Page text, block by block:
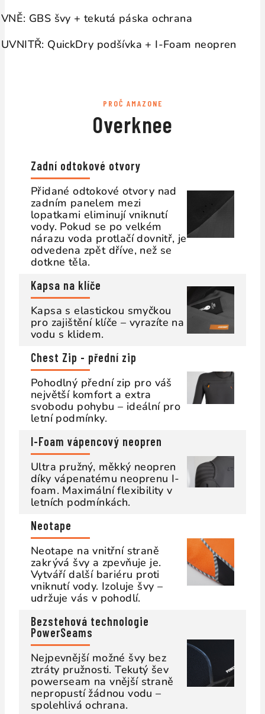
VNĚ: GBS švy + tekutá páska ochrana
UVNITŘ: QuickDry podšívka + I-Foam neopren
PROČ AMAZONE
Overknee
Zadní odtokové otvory
Přidané odtokové otvory nad
zadním panelem mezi
lopatkami eliminují vniknutí
vody. Pokud se po velkém
nárazu voda protlačí dovnitř, je
odvedena zpět dříve, než se
dotkne těla.
Kapsa na klíče
Kapsa s elastickou smyčkou
pro zajištění klíče – vyrazíte na
vodu s klidem.
Chest Zip - přední zip
Pohodlný přední zip pro váš
největší komfort a extra
svobodu pohybu – ideální pro
letní podmínky.
I-Foam vápencový neopren
Ultra pružný, měkký neopren
díky vápenatému neoprenu I-
foam. Maximální flexibility v
letních podmínkách.
Neotape
Neotape na vnitřní straně
zakrývá švy a zpevňuje je.
Vytváří další bariéru proti
vniknutí vody. Izoluje švy –
udržuje vás v pohodlí.
Bezstehová technologie
PowerSeams
Nejpevnější možné švy bez
ztráty pružnosti. Tekutý šev
powerseam na vnější straně
nepropustí žádnou vodu –
spolehlivá ochrana.